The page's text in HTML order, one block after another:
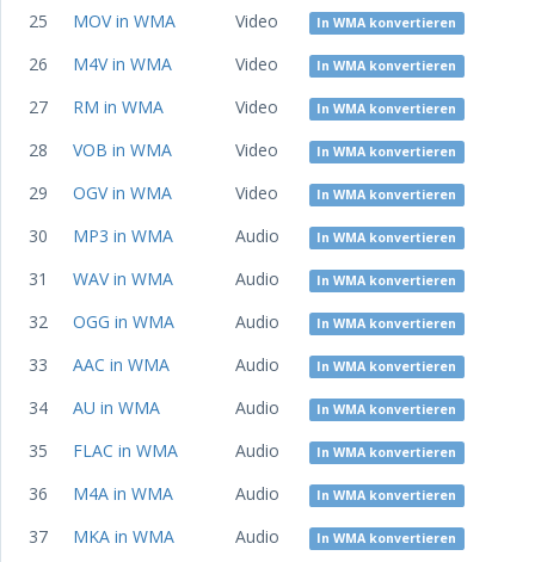
25 MOV in WMA Video In WMA konvertieren
26 M4V in WMA Video In WMA konvertieren
27 RM in WMA Video In WMA konvertieren
28 VOB in WMA Video In WMA konvertieren
29 OGV in WMA Video In WMA konvertieren
30 MP3 in WMA Audio In WMA konvertieren
31 WAV in WMA Audio In WMA konvertieren
32 OGG in WMA Audio In WMA konvertieren
33 AAC in WMA Audio In WMA konvertieren
34 AU in WMA Audio In WMA konvertieren
35 FLAC in WMA Audio In WMA konvertieren
36 M4A in WMA Audio In WMA konvertieren
37 MKA in WMA Audio In WMA konvertieren